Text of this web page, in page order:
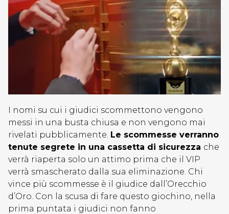
I nomi su cui i giudici scommettono vengono
messi in una busta chiusa e non vengono mai
rivelati pubblicamente. Le scommesse verranno
tenute segrete in una cassetta di sicurezza che
verrà riaperta solo un attimo prima che il VIP
verrà smascherato dalla sua eliminazione. Chi
vince più scommesse è il giudice dall’Orecchio
d’Oro. Con la scusa di fare questo giochino, nella
prima puntata i giudici non fanno